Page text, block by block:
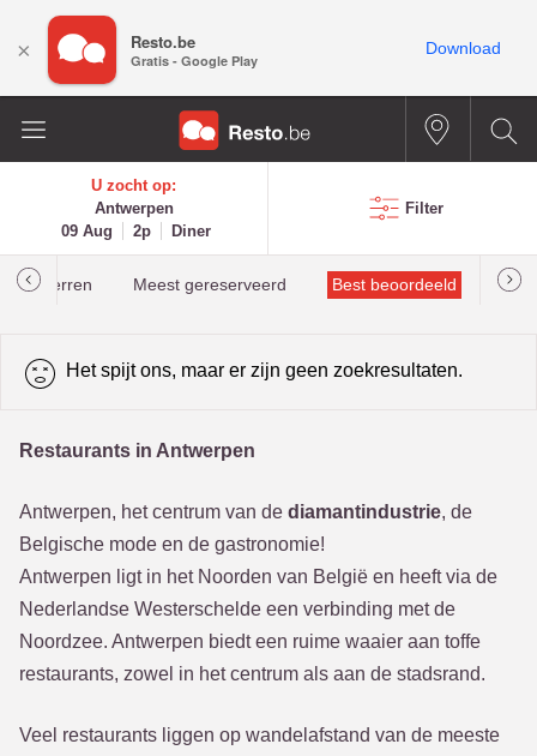
U zocht op:
Antwerpen
09 Aug
2p Diner
Filter
Meest gereserveerd Best beoordeeld
Het spijt ons, maar er zijn geen zoekresultaten.
Restaurants in Antwerpen
Antwerpen, het centrum van de diamantindustrie, de
Belgische mode en de gastronomie!
Antwerpen ligt in het Noorden van België en heeft via de
Nederlandse Westerschelde een verbinding met de
Noordzee. Antwerpen biedt een ruime waaier aan toffe
restaurants, zowel in het centrum als aan de stadsrand.
Veel restaurants liggen op wandelafstand van de meeste
× Resto.be
Gratis - Google Play
Download